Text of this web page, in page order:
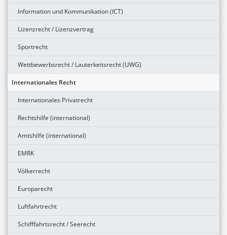
Information und Kommunikation (ICT)
Lizenzrecht / Lizenzvertrag
Sportrecht
Wettbewerbsrecht / Lauterkeitsrecht (UWG)
Internationales Recht
Internationales Privatrecht
Rechtshilfe (international)
Amtshilfe (international)
EMRK
Völkerrecht
Europarecht
Luftfahrtrecht
Schifffahrtsrecht / Seerecht